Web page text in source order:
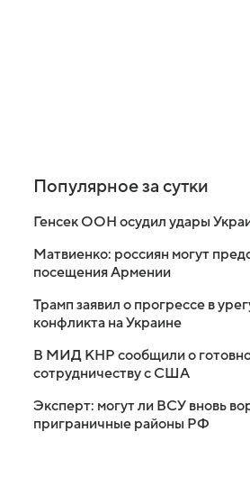
Популярное за сутки
Генсек ООН осудил удары
Матвиенко: россиян могут
посещения Армении
Трамп заявил о прогрессе в
конфликта на Украине
В МИД КНР сообщили о
сотрудничеству с США
Эксперт: могут ли ВСУ вновь
приграничные районы РФ